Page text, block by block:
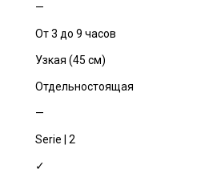
—
От 3 до 9 часов
Узкая (45 см)
Отдельностоящая
—
Serie | 2
✓